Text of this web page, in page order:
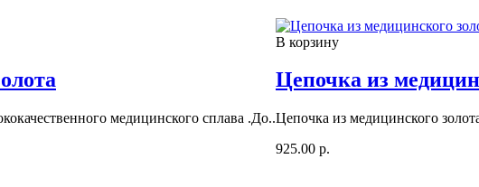
медицинского сплава .До..
В корзину
Цепочка из
Цепочка из медицинского
925.00 р.